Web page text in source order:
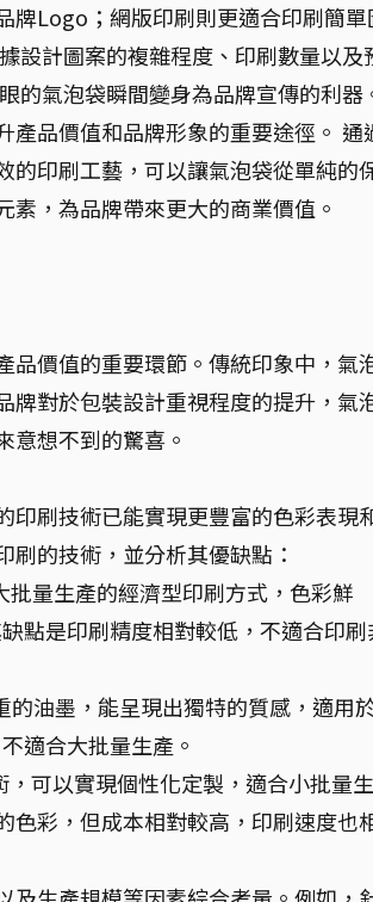
牌Logo；網版印刷則更適合印刷簡單
設計圖案的複雜程度、印刷數量以及
的氣泡袋瞬間變身為品牌宣傳的利器
產品價值和品牌形象的重要途徑。 通
的印刷工藝，可以讓氣泡袋從單純的
，為品牌帶來更大的商業價值。
品價值的重要環節。傳統印象中，氣
牌對於包裝設計重視程度的提升，氣
意想不到的驚喜。
印刷技術已能實現更豐富的色彩表現
的技術，並分析其優缺點：
批量生產的經濟型印刷方式，色彩鮮
點是印刷精度相對較低，不適合印刷
的油墨，能呈現出獨特的質感，適用
適合大批量生產。
可以實現個性化定製，適合小批量生
色彩，但成本相對較高，印刷速度也